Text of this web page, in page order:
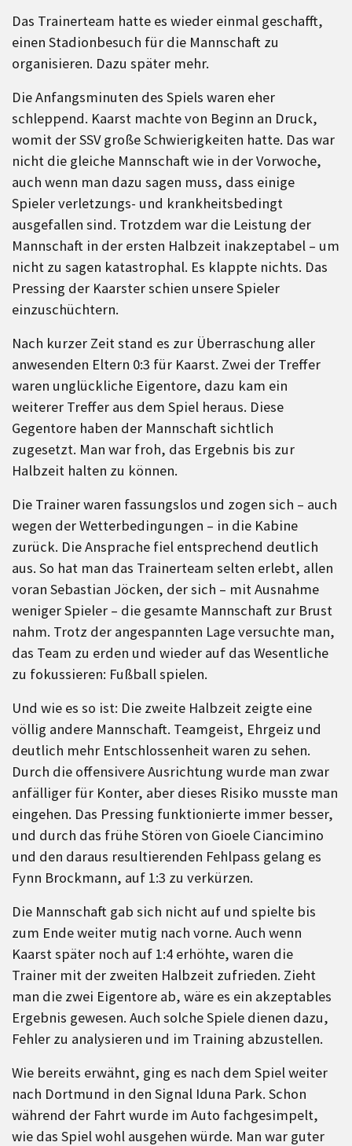
Das Trainerteam hatte es wieder einmal geschafft,
einen Stadionbesuch für die Mannschaft zu
organisieren. Dazu später mehr.
Die Anfangsminuten des Spiels waren eher
schleppend. Kaarst machte von Beginn an Druck,
womit der SSV große Schwierigkeiten hatte. Das war
nicht die gleiche Mannschaft wie in der Vorwoche,
auch wenn man dazu sagen muss, dass einige
Spieler verletzungs- und krankheitsbedingt
ausgefallen sind. Trotzdem war die Leistung der
Mannschaft in der ersten Halbzeit inakzeptabel – um
nicht zu sagen katastrophal. Es klappte nichts. Das
Pressing der Kaarster schien unsere Spieler
einzuschüchtern.
Nach kurzer Zeit stand es zur Überraschung aller
anwesenden Eltern 0:3 für Kaarst. Zwei der Treffer
waren unglückliche Eigentore, dazu kam ein
weiterer Treffer aus dem Spiel heraus. Diese
Gegentore haben der Mannschaft sichtlich
zugesetzt. Man war froh, das Ergebnis bis zur
Halbzeit halten zu können.
Die Trainer waren fassungslos und zogen sich – auch
wegen der Wetterbedingungen – in die Kabine
zurück. Die Ansprache fiel entsprechend deutlich
aus. So hat man das Trainerteam selten erlebt, allen
voran Sebastian Jöcken, der sich – mit Ausnahme
weniger Spieler – die gesamte Mannschaft zur Brust
nahm. Trotz der angespannten Lage versuchte man,
das Team zu erden und wieder auf das Wesentliche
zu fokussieren: Fußball spielen.
Und wie es so ist: Die zweite Halbzeit zeigte eine
völlig andere Mannschaft. Teamgeist, Ehrgeiz und
deutlich mehr Entschlossenheit waren zu sehen.
Durch die offensivere Ausrichtung wurde man zwar
anfälliger für Konter, aber dieses Risiko musste man
eingehen. Das Pressing funktionierte immer besser,
und durch das frühe Stören von Gioele Ciancimino
und den daraus resultierenden Fehlpass gelang es
Fynn Brockmann, auf 1:3 zu verkürzen.
Die Mannschaft gab sich nicht auf und spielte bis
zum Ende weiter mutig nach vorne. Auch wenn
Kaarst später noch auf 1:4 erhöhte, waren die
Trainer mit der zweiten Halbzeit zufrieden. Zieht
man die zwei Eigentore ab, wäre es ein akzeptables
Ergebnis gewesen. Auch solche Spiele dienen dazu,
Fehler zu analysieren und im Training abzustellen.
Wie bereits erwähnt, ging es nach dem Spiel weiter
nach Dortmund in den Signal Iduna Park. Schon
während der Fahrt wurde im Auto fachgesimpelt,
wie das Spiel wohl ausgehen würde. Man war guter